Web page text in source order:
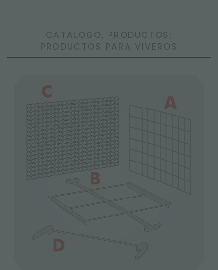
CATALOGO, PRODUCTOS:
PRODUCTOS PARA VIVEROS